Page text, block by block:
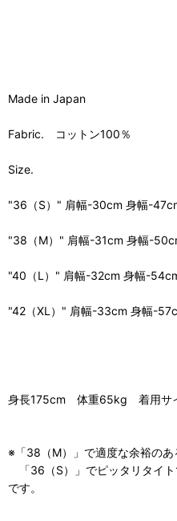
Made in Japan
Fabric. コットン100％
Size.
"36（S）" 肩幅-30cm 身幅-
"38（M）" 肩幅-31cm 身幅-
"40（L）" 肩幅-32cm 身幅-
"42（XL）" 肩幅-33cm 身幅-
身長175cm 体重65kg 着用サ
※「38（M）」で適度な余裕のあ
「36（S）」でピッタリタイ
です。